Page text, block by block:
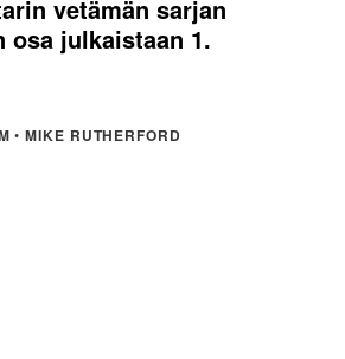
vetämän sarjan
osa julkaistaan 1.
•MIKE RUTHERFORD